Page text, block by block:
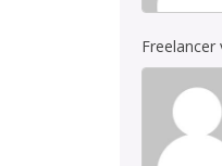
Freelancer